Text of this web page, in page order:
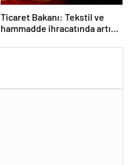
Ticaret Bakanı: Tekstil ve
hammadde ihracatında artış